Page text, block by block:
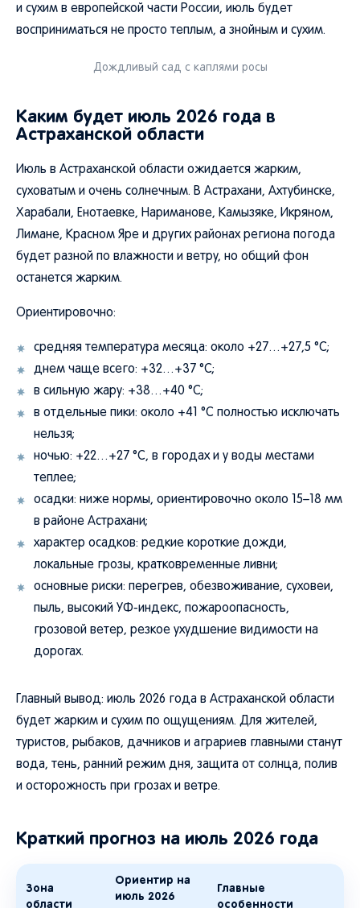
и сухим в европейской части России, июль будет
восприниматься не просто теплым, а знойным и сухим.
Дождливый сад с каплями росы
Каким будет июль 2026 года в
Астраханской области
Июль в Астраханской области ожидается жарким,
суховатым и очень солнечным. В Астрахани, Ахтубинске,
Харабали, Енотаевке, Нариманове, Камызяке, Икряном,
Лимане, Красном Яре и других районах региона погода
будет разной по влажности и ветру, но общий фон
останется жарким.
Ориентировочно:
средняя температура месяца: около +27…+27,5 °C;
днем чаще всего: +32…+37 °C;
в сильную жару: +38…+40 °C;
в отдельные пики: около +41 °C полностью исключать
нельзя;
ночью: +22…+27 °C, в городах и у воды местами
теплее;
осадки: ниже нормы, ориентировочно около 15–18 мм
в районе Астрахани;
характер осадков: редкие короткие дожди,
локальные грозы, кратковременные ливни;
основные риски: перегрев, обезвоживание, суховеи,
пыль, высокий УФ-индекс, пожароопасность,
грозовой ветер, резкое ухудшение видимости на
дорогах.
Главный вывод: июль 2026 года в Астраханской области
будет жарким и сухим по ощущениям. Для жителей,
туристов, рыбаков, дачников и аграриев главными станут
вода, тень, ранний режим дня, защита от солнца, полив
и осторожность при грозах и ветре.
Краткий прогноз на июль 2026 года
Зона
области
Ориентир на
июль 2026
Главные
особенности